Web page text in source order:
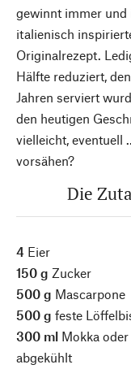
gewinnt immer und
italienisch
Originalrezept.
Hälfte reduziert,
Jahren serviert
den heutigen
vielleicht, eventuell
vorsähen?
Die
4 Eier
150 g Zucker
500 g Mascarpone
500 g feste
300 ml Mokka
abgekühlt